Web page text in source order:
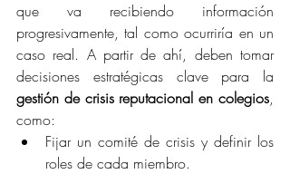
que va recibiendo información
progresivamente, tal como ocurriría en un
caso real. A partir de ahí, deben tomar
gestión de crisis reputacional en colegios,
como:
Fijar un comité de crisis y definir los
roles de cada miembro.